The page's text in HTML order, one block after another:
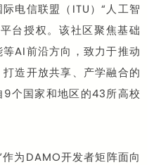
电信联盟（ITU）“人工智
台授权。该社区聚焦基础
AI前沿方向，致力于推动
造开放共享、产学融合的
个国家和地区的43所高校
为DAMO开发者矩阵面向